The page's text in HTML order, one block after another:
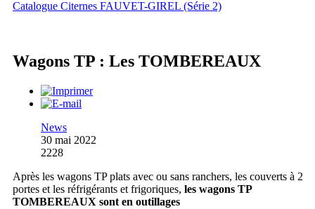
Catalogue Citernes FAUVET-GIREL (Série 2)
Wagons TP : Les TOMBEREAUX
News
30 mai 2022
2228
Après les wagons TP plats avec ou sans ranchers, les couverts à 2
portes et les réfrigérants et frigoriques, les wagons TP
TOMBEREAUX sont en outillages